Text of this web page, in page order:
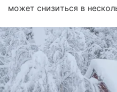
может снизиться в